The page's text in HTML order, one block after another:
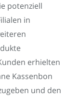
potenziell
in
erhielten
Kassenbon
und den